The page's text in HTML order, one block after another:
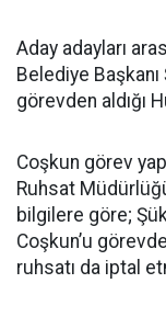
Aday adayları
Belediye
görevden aldığı
Coşkun görev
Ruhsat
bilgilere göre;
Coşkun’u
ruhsatı da iptal